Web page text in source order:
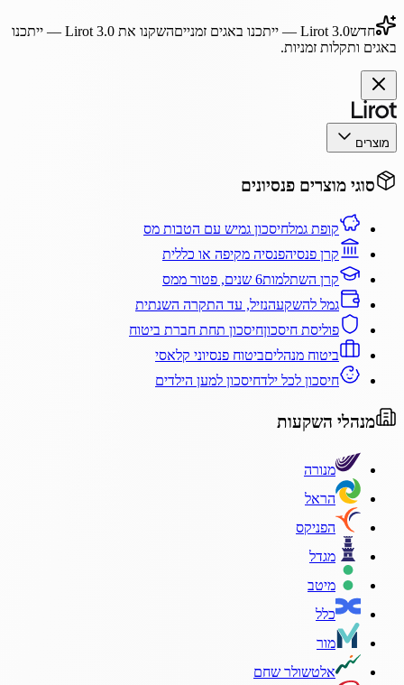
חדשLirot 3.0 — ייתכנו באגים זמנייםהשקנו את Lirot 3.0— ייתכנו
באגים ותקלות זמניות.
מוצרים
סוגי מוצרים פנסיונים
קופת גמלחיסכון גמיש עם הטבות מס
קרן פנסיהפנסיה מקיפה או כללית
קרן השתלמות6 שנים, פטור ממס
גמל להשקעהנזיל, עד התקרה השנתית
פוליסת חיסכוןחיסכון תחת חברת ביטוח
ביטוח מנהליםביטוח פנסיוני קלאסי
חיסכון לכל ילדחיסכון למען הילדים
מנהלי השקעות
מנורה
הראל
הפניקס
מגדל
מיטב
כלל
מור
אלטשולר שחם